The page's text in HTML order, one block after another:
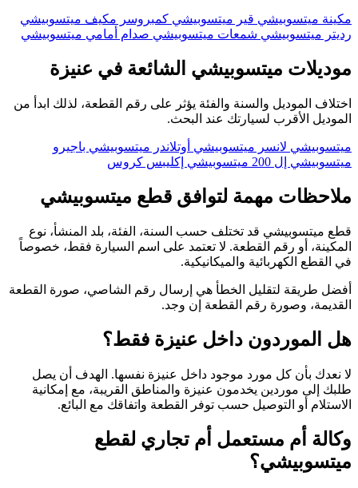
مكينة ميتسوبيشي قير ميتسوبيشي كمبروسر مكيف ميتسوبيشي
رديتر ميتسوبيشي شمعات ميتسوبيشي صدام أمامي ميتسوبيشي
موديلات ميتسوبيشي الشائعة في عنيزة
اختلاف الموديل والسنة والفئة يؤثر على رقم القطعة، لذلك ابدأ من
الموديل الأقرب لسيارتك عند البحث.
ميتسوبيشي لانسر ميتسوبيشي أوتلاندر ميتسوبيشي باجيرو
ميتسوبيشي إل 200
ميتسوبيشي إكليبس كروس
ملاحظات مهمة لتوافق قطع ميتسوبيشي
قطع ميتسوبيشي قد تختلف حسب السنة، الفئة، بلد المنشأ، نوع
المكينة، أو رقم القطعة. لا تعتمد على اسم السيارة فقط، خصوصاً
في القطع الكهربائية والميكانيكية.
أفضل طريقة لتقليل الخطأ هي إرسال رقم الشاصي، صورة القطعة
القديمة، وصورة رقم القطعة إن وجد.
هل الموردون داخل عنيزة فقط؟
لا نعدك بأن كل مورد موجود داخل عنيزة نفسها. الهدف أن يصل
طلبك إلى موردين يخدمون عنيزة والمناطق القريبة، مع إمكانية
الاستلام أو التوصيل حسب توفر القطعة واتفاقك مع البائع.
وكالة أم مستعمل أم تجاري لقطع
ميتسوبيشي؟